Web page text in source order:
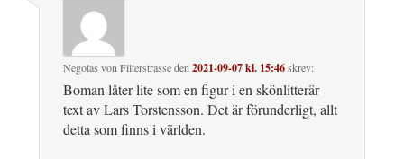
Negolas von Filterstrasseden 2021-09-07 kl. 15:46skrev:
Boman låter lite som en figur i en skönlitterär
text av Lars Torstensson. Det är förunderligt, allt
detta som finns i världen.